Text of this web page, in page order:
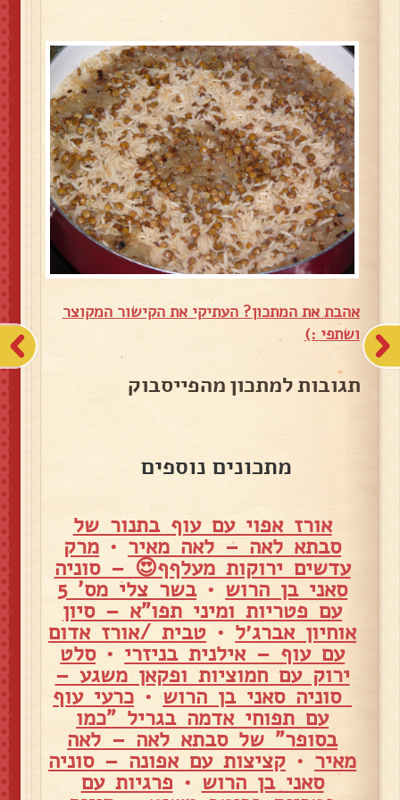
אהבת את המתכון? העתיקי את הקישור המקוצר
ושתפי :)
תגובות למתכון מהפייסבוק
מתכונים נוספים
אורז אפוי עם עוף בתנור של
סבתא לאה – לאה מאיר • מרק
עדשים ירוקות מעלףף😍 – סוניה
סאני בן הרוש • בשר צלי מס' 5
עם פטריות ומיני תפו"א – סיון
אוחיון אברג׳ל • טבית /אורז אדום
עם עוף – אילנית בניזרי •סלט
ירוק עם חמוציות ופקאן משגע –
סוניה סאני בן הרוש• כרעי עוף
עם תפוחי אדמה בגריל "כמו
בסופר" של סבתא לאה – לאה
מאיר • קציצות עם אפונה – סוניה
סאני בן הרוש • פרגיות עם